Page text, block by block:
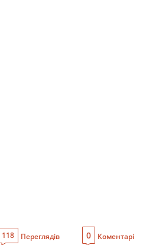
118 Переглядів 0 Коментарі